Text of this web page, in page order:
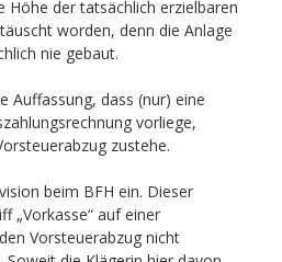
Höhe der tatsächlich erzielbaren
worden, denn die Anlage
nie gebaut.
Auffassung, dass (nur) eine
vorliege,
zustehe.
beim BFH ein. Dieser
„Vorkasse“ auf einer
Vorsteuerabzug nicht